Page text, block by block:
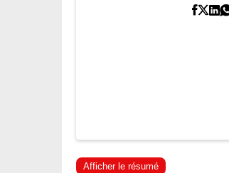
Afficher le résumé